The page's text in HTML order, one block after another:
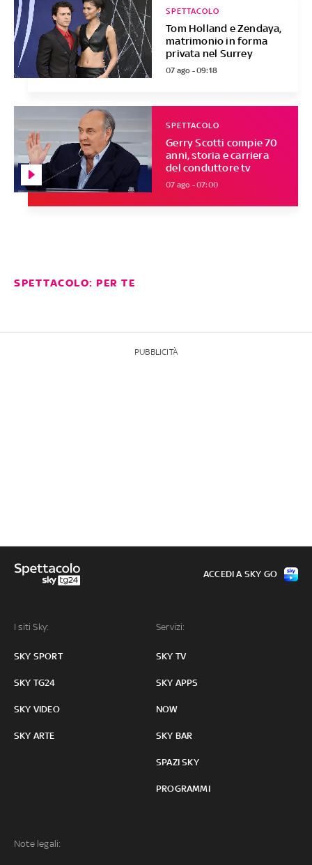
Tom Holland e Zendaya,
matrimonio in forma
privata nel Surrey
SPETTACOLO
07 ago - 09:18
Gerry Scotti compie 70
anni, storia e carriera
del conduttore tv
SPETTACOLO
07 ago - 07:00
SPETTACOLO: PER TE
PUBBLICITÀ
I siti Sky:
SKY SPORT
SKY TG24
SKY VIDEO
SKY ARTE
Servizi:
SKY TV
SKY APPS
NOW
SKY BAR
SPAZI SKY
PROGRAMMI
Note legali:
ACCEDI A SKY GO